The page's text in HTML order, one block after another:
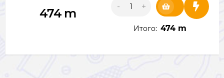
474 m - +
Итого: 474 m